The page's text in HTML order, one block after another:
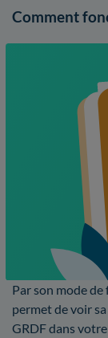
Comment
Par son mode
permet de voir
GRDF dans